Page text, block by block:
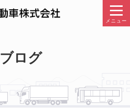
メニュー
ブログ